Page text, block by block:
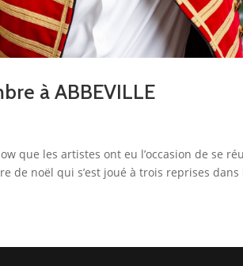
à ABBEVILLE
que les artistes ont eu l’occasion de se
de noël qui s’est joué à trois reprises